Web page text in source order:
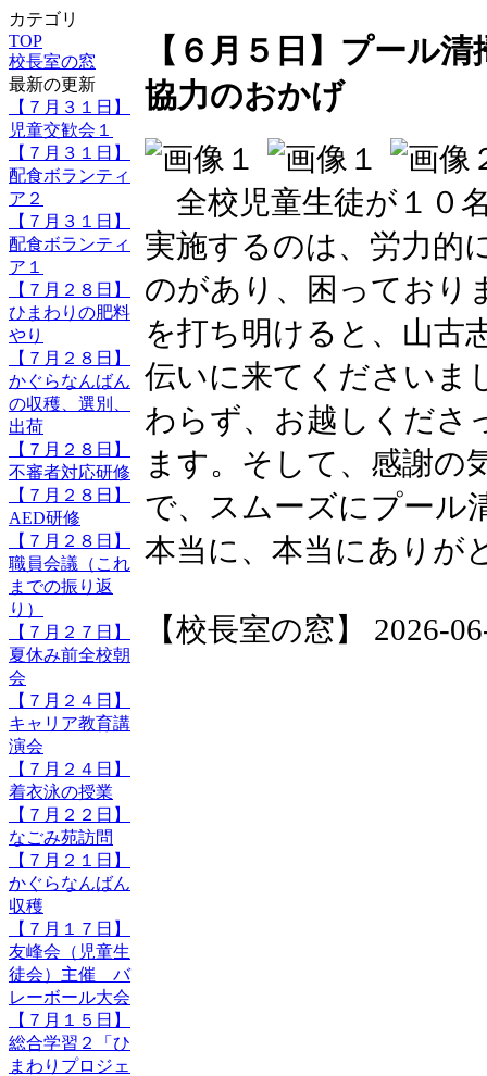
カテゴリ
TOP
校長室の窓
最新の更新
【７月３１日】
児童交歓会１
【７月３１日】
配食ボランティ
ア２
【７月３１日】
配食ボランティ
ア１
【７月２８日】
ひまわりの肥料
やり
【７月２８日】
かぐらなんばん
の収穫、選別、
出荷
【７月２８日】
不審者対応研修
【７月２８日】
AED研修
【７月２８日】
職員会議（これ
までの振り返
り）
【７月２７日】
夏休み前全校朝
会
【７月２４日】
キャリア教育講
演会
【７月２４日】
着衣泳の授業
【７月２２日】
なごみ苑訪問
【７月２１日】
かぐらなんばん
収穫
【７月１７日】
友峰会（児童生
徒会）主催 バ
レーボール大会
【７月１５日】
総合学習２「ひ
まわりプロジェ
【６月５日】プール
協力のおかげ
全校児童生徒が１０
実施するのは、労力的
のがあり、困っており
を打ち明けると、山古
伝いに来てくださいま
わらず、お越しくださ
ます。そして、感謝の
で、スムーズにプール
本当に、本当にありが
【校長室の窓】 2026-